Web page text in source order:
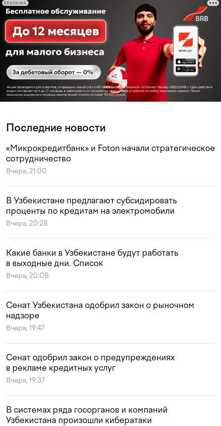
РЕКЛАМА
Последние новости
«Микрокредитбанк» и Foton начали стратегическое
сотрудничество
Вчера, 21:00
В Узбекистане предлагают субсидировать
проценты по кредитам на электромобили
Вчера, 20:28
Какие банки в Узбекистане будут работать
в выходные дни. Список
Вчера, 20:08
Сенат Узбекистана одобрил закон о рыночном
надзоре
Вчера, 19:47
Сенат одобрил закон о предупреждениях
в рекламе кредитных услуг
Вчера, 19:37
В системах ряда госорганов и компаний
Узбекистана произошли кибератаки